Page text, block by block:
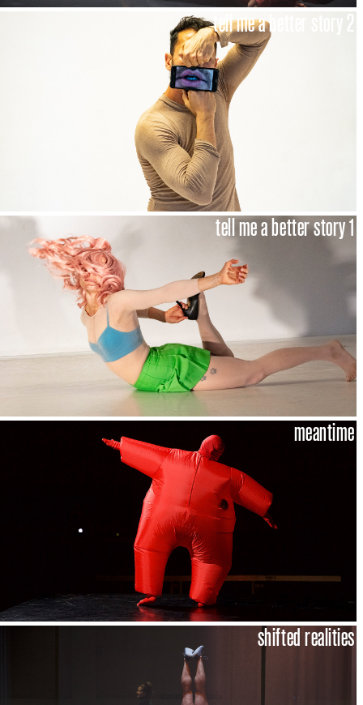
tell me a better story 2
tell me a better story 1
meantime
shifted realities